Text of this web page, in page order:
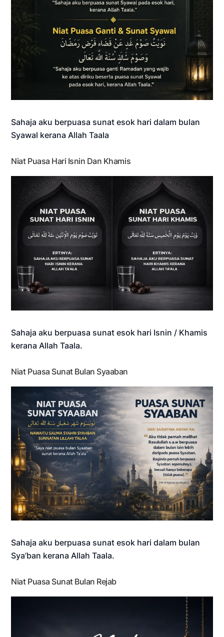
Sahaja aku berpuasa sunat esok hari dalam bulan
Syawal kerana Allah Taala
Niat Puasa Hari Isnin Dan Khamis
Sahaja aku berpuasa sunat esok hari Isnin / Khamis
kerana Allah Taala.
Niat Puasa Sunat Bulan Syaaban
Sahaja aku berpuasa sunat esok hari dalam bulan
Sya’ban kerana Allah Taala.
Niat Puasa Sunat Bulan Rejab